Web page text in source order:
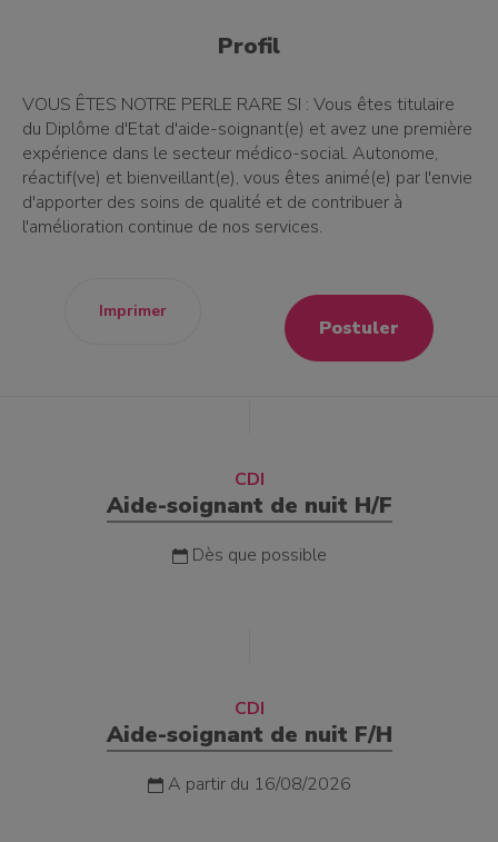
Profil
VOUS ÊTES NOTRE PERLE RARE SI : Vous êtes titulaire
du Diplôme d'Etat d'aide-soignant(e) et avez une première
expérience dans le secteur médico-social. Autonome,
réactif(ve) et bienveillant(e), vous êtes animé(e) par l'envie
d'apporter des soins de qualité et de contribuer à
l'amélioration continue de nos services.
Imprimer
Postuler
CDI
Aide-soignant de nuit H/F
Dès que possible
CDI
Aide-soignant de nuit F/H
A partir du 16/08/2026